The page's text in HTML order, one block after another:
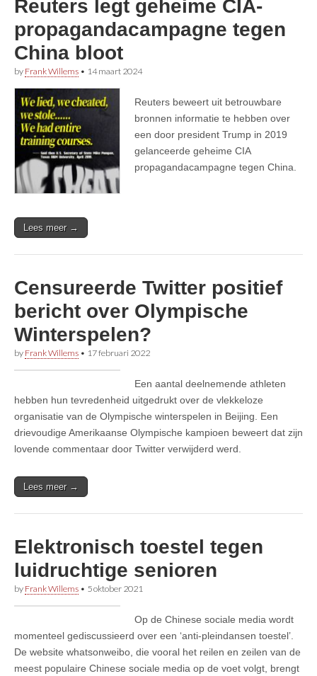
Reuters legt geheime CIA-
propagandacampagne tegen
China bloot
by Frank Willems • 14 maart 2024
Reuters beweert uit betrouwbare
bronnen informatie te hebben over
een door president Trump in 2019
gelanceerde geheime CIA
propagandacampagne tegen China.
Lees meer →
Censureerde Twitter positief
bericht over Olympische
Winterspelen?
by Frank Willems • 17 februari 2022
Een aantal deelnemende athleten
hebben hun tevredenheid uitgedrukt over de vlekkeloze
organisatie van de Olympische winterspelen in Beijing. Een
drievoudige Amerikaanse Olympische kampioen beweert dat zijn
lovende commentaar door Twitter verwijderd werd.
Lees meer →
Elektronisch toestel tegen
luidruchtige senioren
by Frank Willems • 5 oktober 2021
Op de Chinese sociale media wordt
momenteel gediscussieerd over een ‘anti-pleindansen toestel’.
De website whatsonweibo, die vooral het reilen en zeilen van de
meest populaire Chinese sociale media op de voet volgt, brengt